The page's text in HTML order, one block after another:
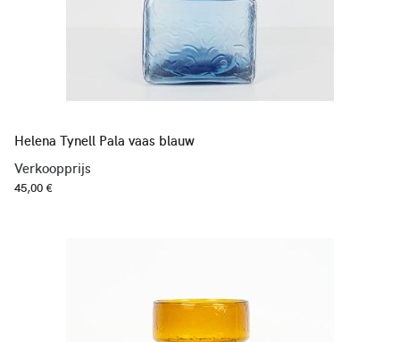
Helena Tynell Pala vaas blauw
Verkoopprijs
45,00 €